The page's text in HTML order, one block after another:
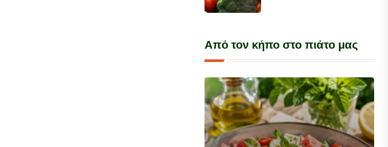
Από τον κήπο στο πιάτο μας